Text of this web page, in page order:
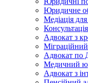
Юридичне
Медіація
Адвокат з
Адвокат по
Медичний
Адвокат з